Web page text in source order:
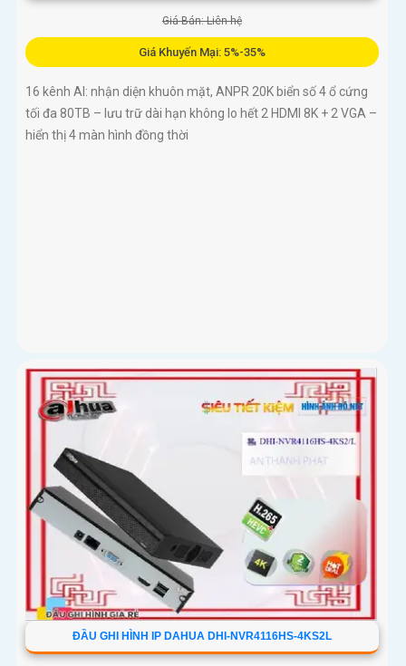
Giá Bán: Liên hệ
Giá Khuyến Mại: 5%-35%
16 kênh AI: nhận diện khuôn mặt, ANPR 20K biển số 4 ổ cứng
tối đa 80TB – lưu trữ dài hạn không lo hết 2 HDMI 8K + 2 VGA –
hiển thị 4 màn hình đồng thời
ĐẦU GHI HÌNH IP DAHUA DHI-NVR4116HS-4KS2L